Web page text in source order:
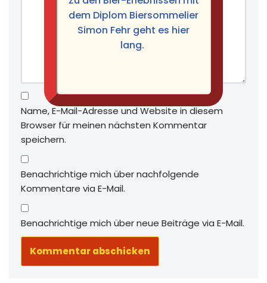
Name, E-Mail-Adresse und Website in diesem
Browser für meinen nächsten Kommentar
speichern.
Benachrichtige mich über nachfolgende
Kommentare via E-Mail.
Benachrichtige mich über neue Beiträge via E-Mail.
dem Diplom Biersommelier
Simon Fehr geht es hier
lang.